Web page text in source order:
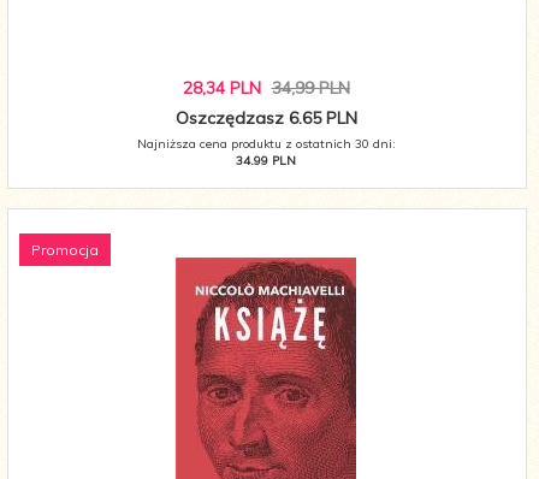
28,34 PLN 34,99 PLN
Oszczędzasz 6.65 PLN
Najniższa cena produktu z ostatnich 30 dni:
34.99 PLN
Promocja